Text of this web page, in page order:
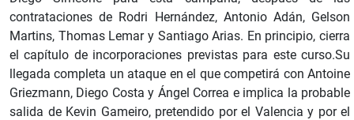
contrataciones de Rodri Hernández, Antonio Adán, Gelson
Martins, Thomas Lemar y Santiago Arias. En principio, cierra
el capítulo de incorporaciones previstas para este curso.Su
llegada completa un ataque en el que competirá con Antoine
Griezmann, Diego Costa y Ángel Correa e implica la probable
salida de Kevin Gameiro, pretendido por el Valencia y por el